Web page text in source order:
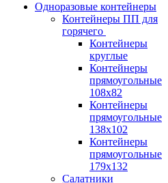
Одноразовые контейнеры
Контейнеры ПП для
горячего
Контейнеры
круглые
Контейнеры
прямоугольные
108х82
Контейнеры
прямоугольные
138х102
Контейнеры
прямоугольные
179х132
Салатники